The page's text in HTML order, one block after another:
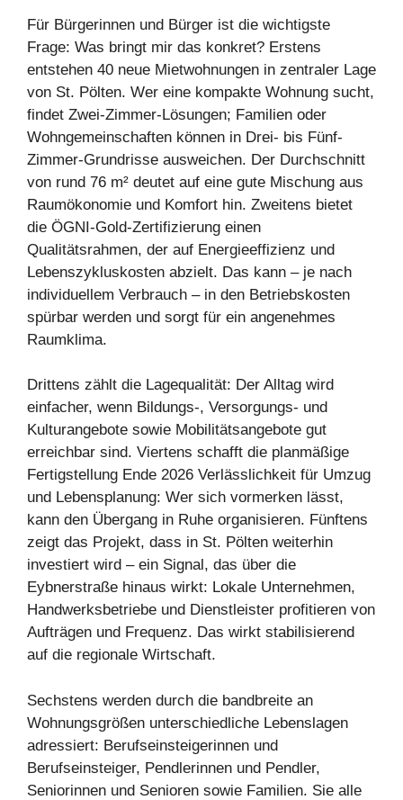
Für Bürgerinnen und Bürger ist die wichtigste
Frage: Was bringt mir das konkret? Erstens
entstehen 40 neue Mietwohnungen in zentraler Lage
von St. Pölten. Wer eine kompakte Wohnung sucht,
findet Zwei-Zimmer-Lösungen; Familien oder
Wohngemeinschaften können in Drei- bis Fünf-
Zimmer-Grundrisse ausweichen. Der Durchschnitt
von rund 76 m² deutet auf eine gute Mischung aus
Raumökonomie und Komfort hin. Zweitens bietet
die ÖGNI-Gold-Zertifizierung einen
Qualitätsrahmen, der auf Energieeffizienz und
Lebenszykluskosten abzielt. Das kann – je nach
individuellem Verbrauch – in den Betriebskosten
spürbar werden und sorgt für ein angenehmes
Raumklima.
Drittens zählt die Lagequalität: Der Alltag wird
einfacher, wenn Bildungs-, Versorgungs- und
Kulturangebote sowie Mobilitätsangebote gut
erreichbar sind. Viertens schafft die planmäßige
Fertigstellung Ende 2026 Verlässlichkeit für Umzug
und Lebensplanung: Wer sich vormerken lässt,
kann den Übergang in Ruhe organisieren. Fünftens
zeigt das Projekt, dass in St. Pölten weiterhin
investiert wird – ein Signal, das über die
Eybnerstraße hinaus wirkt: Lokale Unternehmen,
Handwerksbetriebe und Dienstleister profitieren von
Aufträgen und Frequenz. Das wirkt stabilisierend
auf die regionale Wirtschaft.
Sechstens werden durch die bandbreite an
Wohnungsgrößen unterschiedliche Lebenslagen
adressiert: Berufseinsteigerinnen und
Berufseinsteiger, Pendlerinnen und Pendler,
Seniorinnen und Senioren sowie Familien. Sie alle